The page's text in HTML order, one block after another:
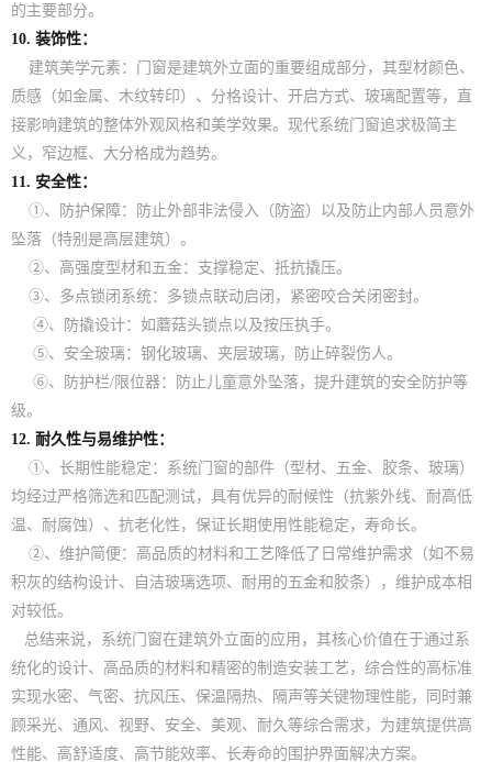
的主要部分。
10. 装饰性：
建筑美学元素：门窗是建筑外立面的重要组成部分，其型材颜色、
质感（如金属、木纹转印）、分格设计、开启方式、玻璃配置等，直
接影响建筑的整体外观风格和美学效果。现代系统门窗追求极简主
义，窄边框、大分格成为趋势。
11. 安全性：
①、防护保障：防止外部非法侵入（防盗）以及防止内部人员意外
坠落（特别是高层建筑）。
②、高强度型材和五金：支撑稳定、抵抗撬压。
③、多点锁闭系统：多锁点联动启闭，紧密咬合关闭密封。
④、防撬设计：如蘑菇头锁点以及按压执手。
⑤、安全玻璃：钢化玻璃、夹层玻璃，防止碎裂伤人。
⑥、防护栏/限位器：防止儿童意外坠落，提升建筑的安全防护等
级。
12. 耐久性与易维护性：
①、长期性能稳定：系统门窗的部件（型材、五金、胶条、玻璃）
均经过严格筛选和匹配测试，具有优异的耐候性（抗紫外线、耐高低
温、耐腐蚀）、抗老化性，保证长期使用性能稳定，寿命长。
②、维护简便：高品质的材料和工艺降低了日常维护需求（如不易
积灰的结构设计、自洁玻璃选项、耐用的五金和胶条），维护成本相
对较低。
总结来说，系统门窗在建筑外立面的应用，其核心价值在于通过系
统化的设计、高品质的材料和精密的制造安装工艺，综合性的高标准
实现水密、气密、抗风压、保温隔热、隔声等关键物理性能，同时兼
顾采光、通风、视野、安全、美观、耐久等综合需求，为建筑提供高
性能、高舒适度、高节能效率、长寿命的围护界面解决方案。